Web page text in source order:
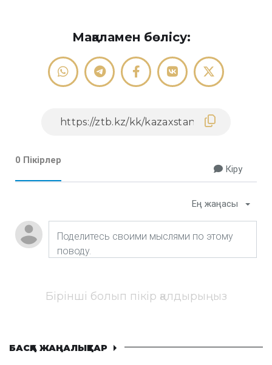
Мақаламен бөлісу:
0 Пікірлер
Кіру
Ең жаңасы
Бірінші болып пікір қалдырыңыз
БАСҚА ЖАҢАЛЫҚТАР